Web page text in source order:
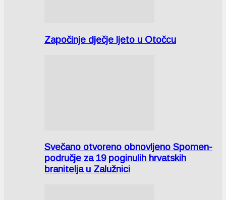
Započinje dječje ljeto u Otočcu
Svečano otvoreno obnovljeno Spomen-
područje za 19 poginulih hrvatskih
branitelja u Zalužnici